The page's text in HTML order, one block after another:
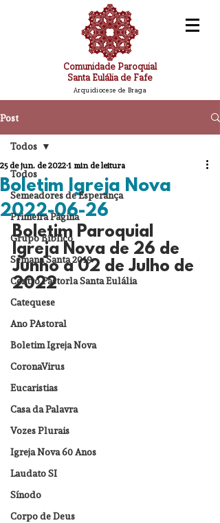
Comunidade Paroquial
Santa Eulália de Fafe
Arquidiocese de Braga
Post
Todos
Semeadores de Esperança
Primeira Página
Grupo Bíblico
Semana Santa 2019
Centro Pastorla Santa Eulália
Catequese
Ano PAstoral
Boletim Igreja Nova
CoronaVirus
Eucaristias
Casa da Palavra
Vozes Plurais
Igreja Nova 60 Anos
Laudato SI
Sínodo
Corpo de Deus
Todos
Boletim Igreja Nova
2022-06-26
25 de jun. de 2022 1 min de leitura
Boletim Paroquial
Igreja Nova de 26 de
Junho a 02 de Julho de
2022